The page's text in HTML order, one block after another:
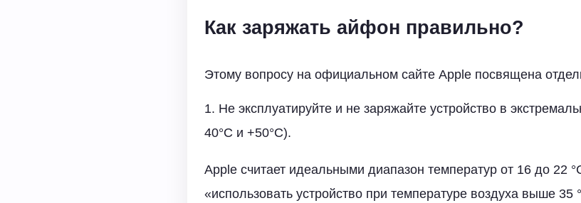
Как заряжать айфон правильно?
Этому вопросу на официальном сайте Apple посвящена
1. Не эксплуатируйте и не заряжайте устройство в
40°C и +50°C).
Apple считает идеальными диапазон температур от 16 до 22
«использовать устройство при температуре воздуха выше 35